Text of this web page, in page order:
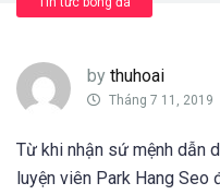
by thuhoai
Tháng 7 11, 2019
Từ khi nhận sứ mệnh dẫn
luyện viên Park Hang Seo